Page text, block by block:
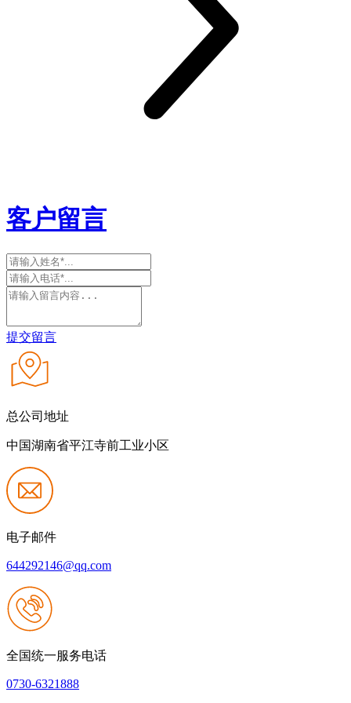
客户留言
提交留言
总公司地址
中国湖南省平江寺前工业小区
电子邮件
644292146@qq.com
全国统一服务电话
0730-6321888